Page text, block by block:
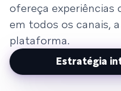
ofereça experiências
em todos os canais,
plataforma.
Estratégia